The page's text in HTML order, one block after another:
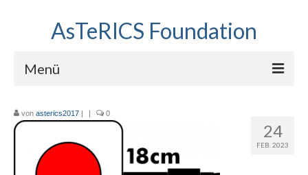
AsTeRICS Foundation
Menü
Über uns
24
FEB. 2023
von asterics2017 | | 0